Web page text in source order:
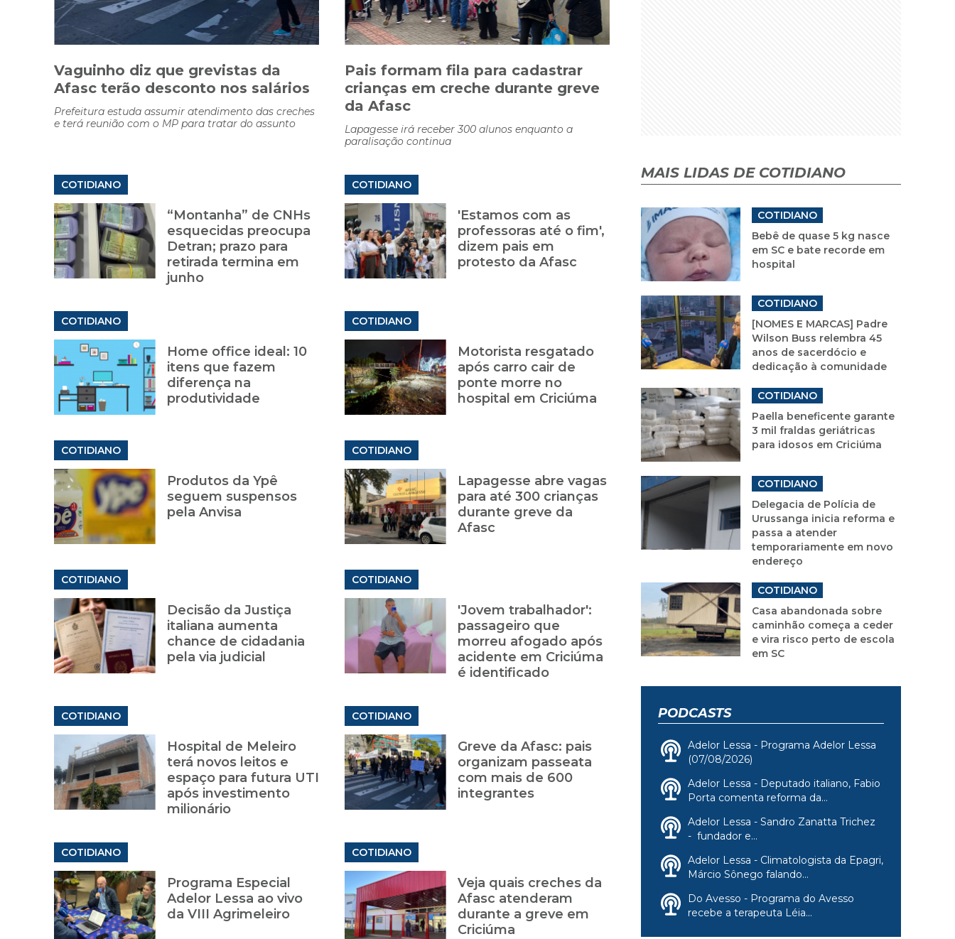
Vaguinho diz que grevistas da
Afasc terão desconto nos salários
Prefeitura estuda assumir atendimento das creches
e terá reunião com o MP para tratar do assunto
Pais formam fila para cadastrar
crianças em creche durante greve
da Afasc
Lapagesse irá receber 300 alunos enquanto a
paralisação continua
COTIDIANO
“Montanha” de CNHs
esquecidas preocupa
Detran; prazo para
retirada termina em
junho
COTIDIANO
'Estamos com as
professoras até o fim',
dizem pais em
protesto da Afasc
COTIDIANO
Home office ideal: 10
itens que fazem
diferença na
produtividade
COTIDIANO
Motorista resgatado
após carro cair de
ponte morre no
hospital em Criciúma
COTIDIANO
Produtos da Ypê
seguem suspensos
pela Anvisa
COTIDIANO
Lapagesse abre vagas
para até 300 crianças
durante greve da
Afasc
COTIDIANO
Decisão da Justiça
italiana aumenta
chance de cidadania
pela via judicial
COTIDIANO
'Jovem trabalhador':
passageiro que
morreu afogado após
acidente em Criciúma
é identificado
COTIDIANO
Hospital de Meleiro
terá novos leitos e
espaço para futura UTI
após investimento
milionário
COTIDIANO
Greve da Afasc: pais
organizam passeata
com mais de 600
integrantes
COTIDIANO
Programa Especial
Adelor Lessa ao vivo
da VIII Agrimeleiro
COTIDIANO
Veja quais creches da
Afasc atenderam
durante a greve em
Criciúma
MAIS LIDAS DE COTIDIANO
COTIDIANO
Bebê de quase 5 kg nasce
em SC e bate recorde em
hospital
COTIDIANO
[NOMES E MARCAS] Padre
Wilson Buss relembra 45
anos de sacerdócio e
dedicação à comunidade
COTIDIANO
Paella beneficente garante
3 mil fraldas geriátricas
para idosos em Criciúma
COTIDIANO
Delegacia de Polícia de
Urussanga inicia reforma e
passa a atender
temporariamente em novo
endereço
COTIDIANO
Casa abandonada sobre
caminhão começa a ceder
e vira risco perto de escola
em SC
PODCASTS
Adelor Lessa - Programa Adelor Lessa
(07/08/2026)
Adelor Lessa - Deputado italiano, Fabio
Porta comenta reforma da...
Adelor Lessa - Sandro Zanatta Trichez
- fundador e...
Adelor Lessa - Climatologista da Epagri,
Márcio Sônego falando...
Do Avesso - Programa do Avesso
recebe a terapeuta Léia...